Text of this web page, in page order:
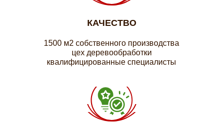
КАЧЕСТВО
1500 м2 собственного производства
цех деревообработки
квалифицированные специалисты